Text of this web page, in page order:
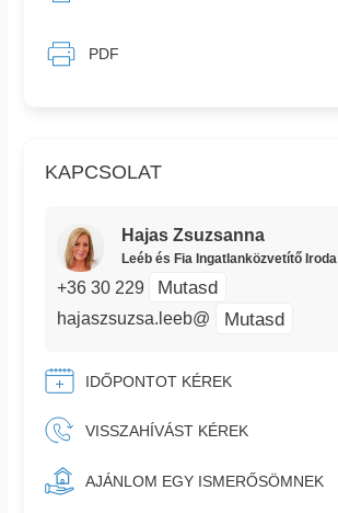
KAPCSOLAT
Hajas Zsuzsanna
Leéb és Fia Ingatlanközvetítő Iroda
+36 30 229 Mutasd
hajaszsuzsa.leeb@ Mutasd
IDŐPONTOT KÉREK
VISSZAHÍVÁST KÉREK
AJÁNLOM EGY ISMERŐSÖMNEK
PDF